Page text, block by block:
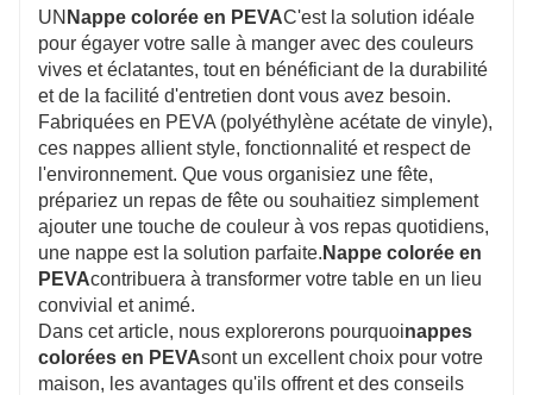
plastique est très résistant et durable, ce qui
confère à la nappe une grande longévité. Même
en cas de plis, un simple repassage ou
l'utilisation d'un sèche-cheveux (à basse
température) suffisent pour éliminer les
froissements et lui redonner un aspect lisse et
impeccable.
Si nos produits vous intéressent, veuillez
consulter notre site web officiel pour plus de
détails, ou contactez-nous directement par e-
mail :salesvip@jnjiahe.com
UN Nappe colorée en PEVAC'est la solution idéale
pour égayer votre salle à manger avec des couleurs
vives et éclatantes, tout en bénéficiant de la durabilité
et de la facilité d'entretien dont vous avez besoin.
Fabriquées en PEVA (polyéthylène acétate de vinyle),
ces nappes allient style, fonctionnalité et respect de
l'environnement. Que vous organisiez une fête,
prépariez un repas de fête ou souhaitiez simplement
ajouter une touche de couleur à vos repas quotidiens,
une nappe est la solution parfaite. Nappe colorée en
PEVAcontribuera à transformer votre table en un lieu
convivial et animé.
Dans cet article, nous explorerons pourquoinappes
colorées en PEVAsont un excellent choix pour votre
maison, les avantages qu'ils offrent et des conseils